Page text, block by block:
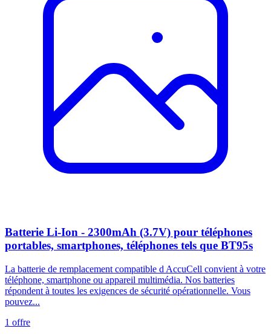
Batterie Li-Ion - 2300mAh (3.7V) pour téléphones
portables, smartphones, téléphones tels que BT95s
La batterie de remplacement compatible d AccuCell convient à votre
téléphone, smartphone ou appareil multimédia. Nos batteries
répondent à toutes les exigences de sécurité opérationnelle. Vous
pouvez...
1 offre